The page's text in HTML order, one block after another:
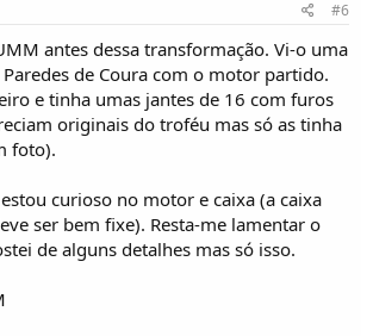
#6
antes dessa transformação. Vi-o uma
de Coura com o motor partido.
e tinha umas jantes de 16 com furos
originais do troféu mas só as tinha
foto).
curioso no motor e caixa (a caixa
ser bem fixe). Resta-me lamentar o
de alguns detalhes mas só isso.